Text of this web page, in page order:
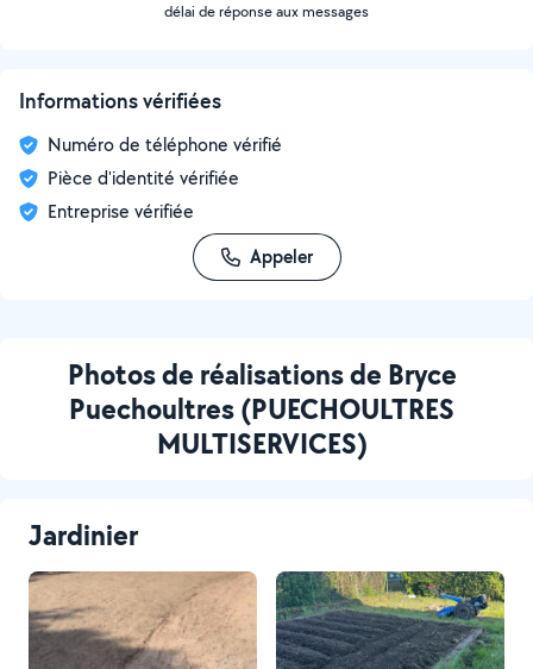
délai de réponse aux messages
Informations vérifiées
Numéro de téléphone vérifié
Pièce d'identité vérifiée
Entreprise vérifiée
Appeler
Photos de réalisations de Bryce
Puechoultres (PUECHOULTRES
MULTISERVICES)
Jardinier